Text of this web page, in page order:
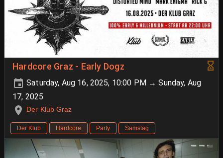
Hardcore Graz - Early Dogz
Saturday, Aug 16, 2025, 10:00 PM → Sunday, Aug
17, 2025
Der Klub Graz
Der Klub Hardcore Party Samstag